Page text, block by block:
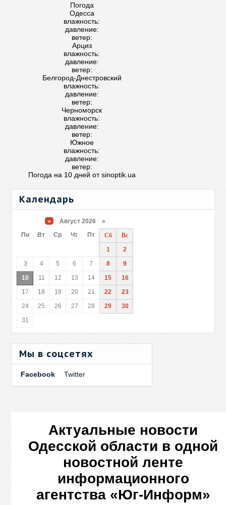
Погода
Одесса
влажность:
давление:
ветер:
Арциз
влажность:
давление:
ветер:
Белгород-Днестровский
влажность:
давление:
ветер:
Черноморск
влажность:
давление:
ветер:
Южное
влажность:
давление:
ветер:
Погода на 10 дней отsinoptik.ua
Календарь
« Август 2026 »
Пн
Вт Ср Чт Пт Сб
Вс
1
2
3
4 5 6 7 8
9
10
11 12 13 14 15
16
17
18 19 20 21 22
23
24
25 26 27 28 29
30
31
Мы в соцсетях
Facebook Twitter
Актуальные новости
Одесской области в одной
новостной ленте
информационного
агентства «Юг-Информ»